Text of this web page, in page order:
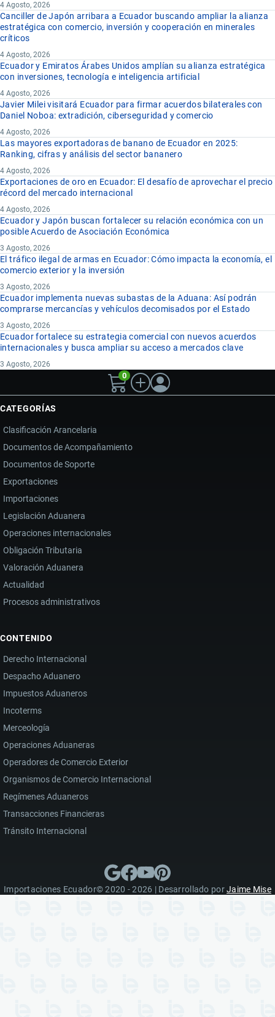
4 Agosto, 2026
Canciller de Japón arribara a Ecuador buscando ampliar la alianza
estratégica con comercio, inversión y cooperación en minerales
críticos
4 Agosto, 2026
Ecuador y Emiratos Árabes Unidos amplían su alianza estratégica
con inversiones, tecnología e inteligencia artificial
4 Agosto, 2026
Javier Milei visitará Ecuador para firmar acuerdos bilaterales con
Daniel Noboa: extradición, ciberseguridad y comercio
4 Agosto, 2026
Las mayores exportadoras de banano de Ecuador en 2025:
Ranking, cifras y análisis del sector bananero
4 Agosto, 2026
Exportaciones de oro en Ecuador: El desafío de aprovechar el precio
récord del mercado internacional
4 Agosto, 2026
Ecuador y Japón buscan fortalecer su relación económica con un
posible Acuerdo de Asociación Económica
3 Agosto, 2026
El tráfico ilegal de armas en Ecuador: Cómo impacta la economía, el
comercio exterior y la inversión
3 Agosto, 2026
Ecuador implementa nuevas subastas de la Aduana: Así podrán
comprarse mercancías y vehículos decomisados por el Estado
3 Agosto, 2026
Ecuador fortalece su estrategia comercial con nuevos acuerdos
internacionales y busca ampliar su acceso a mercados clave
3 Agosto, 2026
0
CATEGORÍAS
Clasificación Arancelaria
Documentos de Acompañamiento
Documentos de Soporte
Exportaciones
Importaciones
Legislación Aduanera
Operaciones internacionales
Obligación Tributaria
Valoración Aduanera
Actualidad
Procesos administrativos
CONTENIDO
Derecho Internacional
Despacho Aduanero
Impuestos Aduaneros
Incoterms
Merceología
Operaciones Aduaneras
Operadores de Comercio Exterior
Organismos de Comercio Internacional
Regímenes Aduaneros
Transacciones Financieras
Tránsito Internacional
Importaciones Ecuador© 2020 - 2026 | Desarrollado porJaime Mise